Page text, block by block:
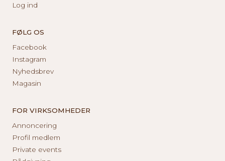
Log ind
FØLG OS
Facebook
Instagram
Nyhedsbrev
Magasin
FOR VIRKSOMHEDER
Annoncering
Profil medlem
Private events